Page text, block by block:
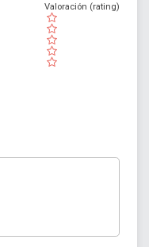
( )
( )
( )
( )
( )
Valoración (rating)